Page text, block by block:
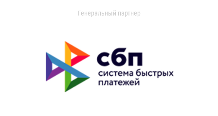
Генеральный партнер